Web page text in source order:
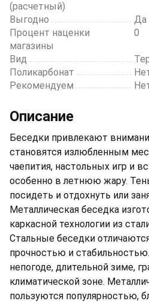
(расчетный)
Выгодно
Да
Процент наценки
магазины
0
Вид
Поликарбонат
Рекомендуем
Описание
Беседки привлекают
становятся излюбленным
чаепития, настольных игр и
особенно в летнюю жару.
посидеть и отдохнуть или
Металлическая беседка
каркасной технологии из
Стальные беседки
прочностью и
непогоде, длительной зиме,
климатической зоне.
пользуются популярностью,